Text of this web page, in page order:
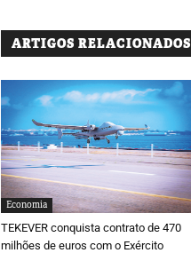
ARTIGOS RELACIONADOS
Economia
TEKEVER conquista contrato de 470
milhões de euros com o Exército